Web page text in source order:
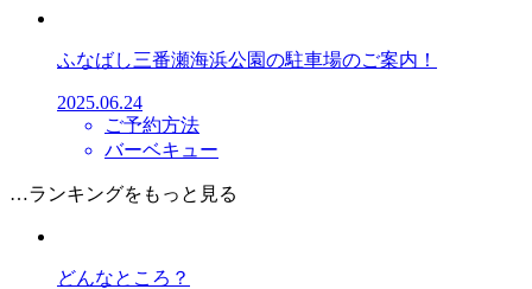
ふなばし三番瀬海浜公園の駐車場のご案内！
2025.06.24
ご予約方法
バーベキュー
…ランキングをもっと見る
どんなところ？